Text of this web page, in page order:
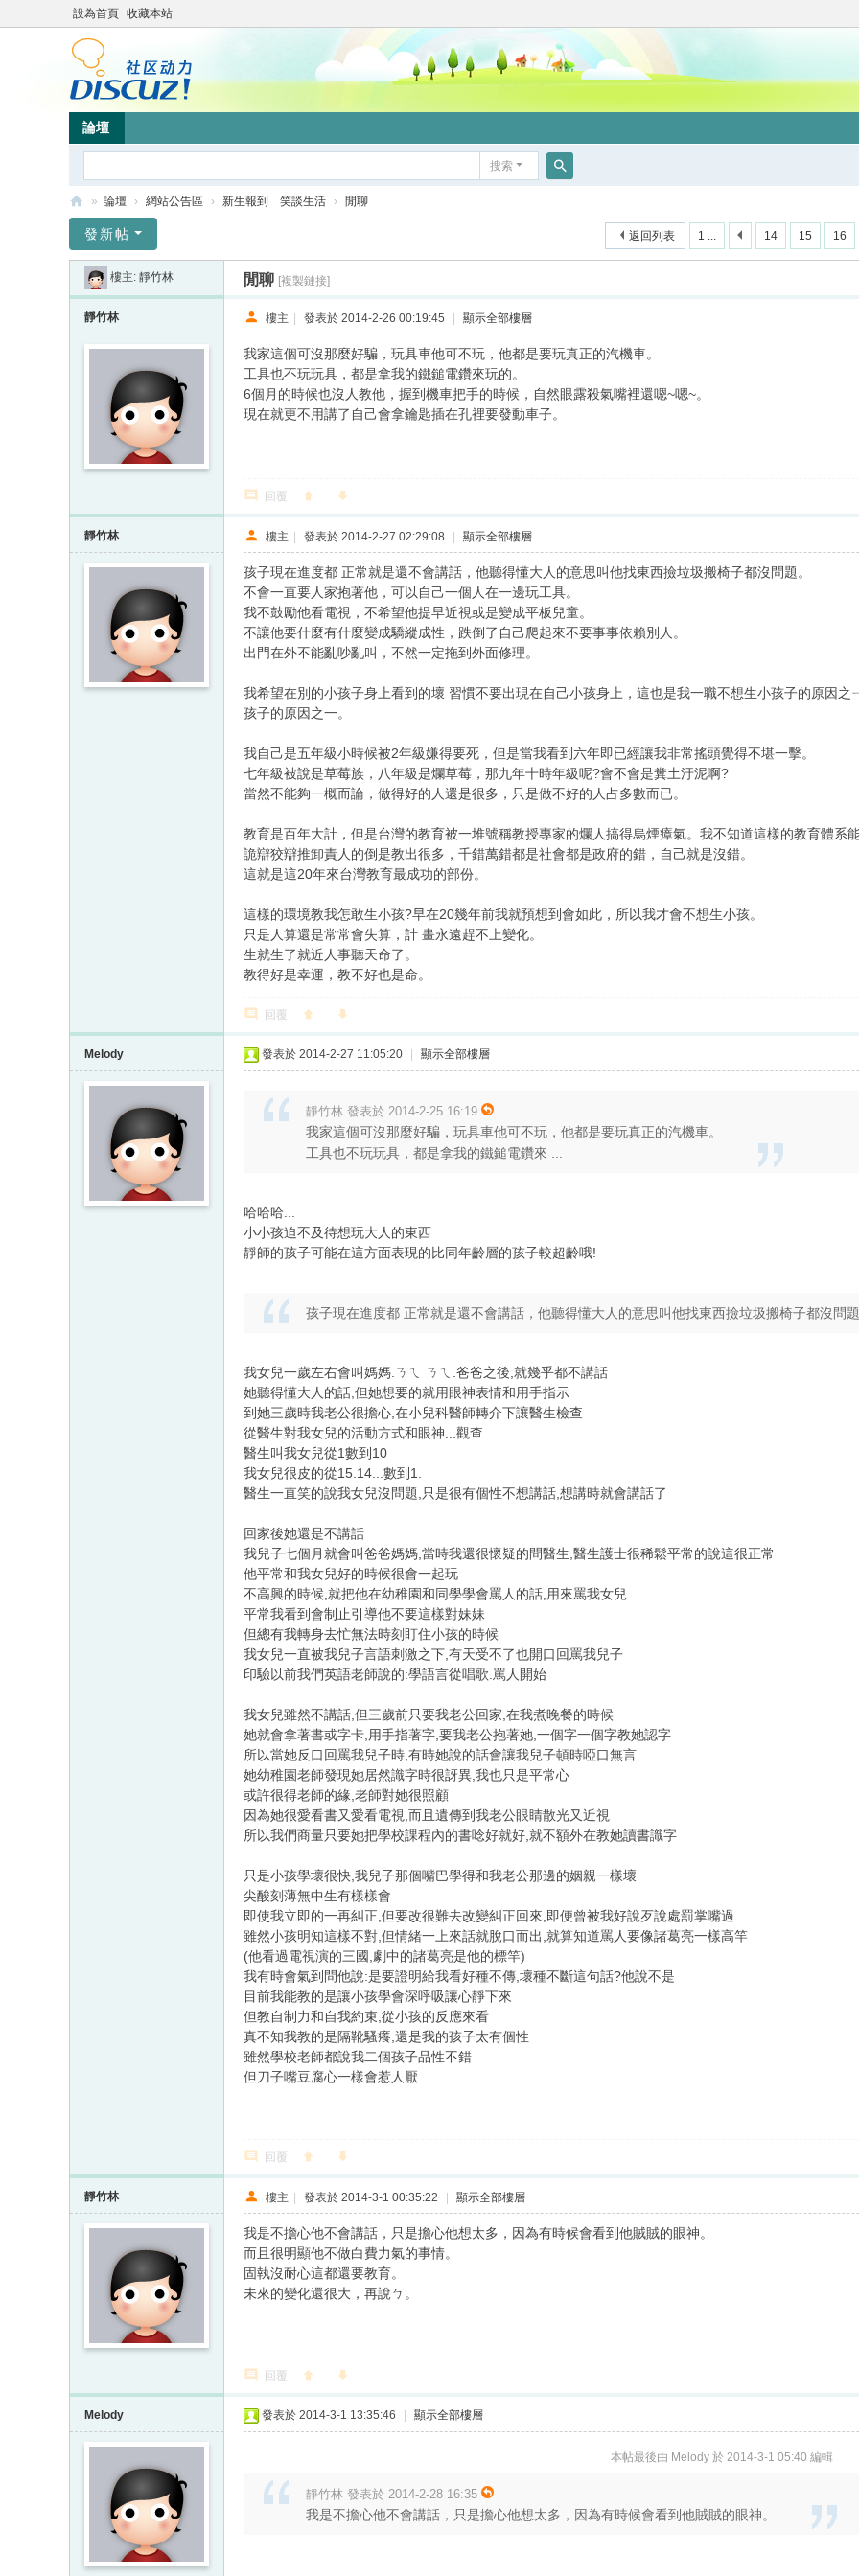
設為首頁 收藏本站
論壇
搜索
竹
» 論壇 › 網站公告區 › 新生報到 笑談生活 › 閒聊
1 ... 14 15 16
返回列表
發新帖
樓主: 靜竹林 閒聊 [複製鏈接]
靜竹林 樓主 | 發表於 2014-2-26 00:19:45 | 顯示全部樓層
我家這個可沒那麼好騙，玩具車他可不玩，他都是要玩真正的汽機車。
工具也不玩玩具，都是拿我的鐵鎚電鑽來玩的。
6個月的時候也沒人教他，握到機車把手的時候，自然眼露殺氣嘴裡還嗯~嗯~。
現在就更不用講了自己會拿鑰匙插在孔裡要發動車子。
回覆
靜竹林 樓主 | 發表於 2014-2-27 02:29:08 | 顯示全部樓層
孩子現在進度都 正常就是還不會講話，他聽得懂大人的意思叫他找東西撿垃圾搬椅子都沒問題。
不會一直要人家抱著他，可以自己一個人在一邊玩工具。
我不鼓勵他看電視，不希望他提早近視或是變成平板兒童。
不讓他要什麼有什麼變成驕縱成性，跌倒了自己爬起來不要事事依賴別人。
出門在外不能亂吵亂叫，不然一定拖到外面修理。
我希望在別的小孩子身上看到的壞 習慣不要出現在自己小孩身上，這也是我一職不想生小孩子的原因
孩子的原因之一。
我自己是五年級小時候被2年級嫌得要死，但是當我看到六年即已經讓我非常搖頭覺得不堪一擊。
七年級被說是草莓族，八年級是爛草莓，那九年十時年級呢?會不會是糞土汙泥啊?
當然不能夠一概而論，做得好的人還是很多，只是做不好的人占多數而已。
教育是百年大計，但是台灣的教育被一堆號稱教授專家的爛人搞得烏煙瘴氣。我不知道這樣的教育體系
詭辯狡辯推卸責人的倒是教出很多，千錯萬錯都是社會都是政府的錯，自己就是沒錯。
這就是這20年來台灣教育最成功的部份。
這樣的環境教我怎敢生小孩?早在20幾年前我就預想到會如此，所以我才會不想生小孩。
只是人算還是常常會失算，計 畫永遠趕不上變化。
生就生了就近人事聽天命了。
教得好是幸運，教不好也是命。
回覆
Melody 發表於 2014-2-27 11:05:20 顯示全部樓層
靜竹林 發表於 2014-2-25 16:19
我家這個可沒那麼好騙，玩具車他可不玩，他都是要玩真正的汽機車。
工具也不玩玩具，都是拿我的鐵鎚電鑽來 ...
哈哈哈...
小小孩迫不及待想玩大人的東西
靜師的孩子可能在這方面表現的比同年齡層的孩子較超齡哦!
孩子現在進度都 正常就是還不會講話，他聽得懂大人的意思叫他找東西撿垃圾搬椅子都沒問
我女兒一歲左右會叫媽媽.ㄋㄟ ㄋㄟ.爸爸之後,就幾乎都不講話
她聽得懂大人的話,但她想要的就用眼神表情和用手指示
到她三歲時我老公很擔心,在小兒科醫師轉介下讓醫生檢查
從醫生對我女兒的活動方式和眼神...觀查
醫生叫我女兒從1數到10
我女兒很皮的從15.14...數到1.
醫生一直笑的說我女兒沒問題,只是很有個性不想講話,想講時就會講話了
回家後她還是不講話
我兒子七個月就會叫爸爸媽媽,當時我還很懷疑的問醫生,醫生護士很稀鬆平常的說這很正常
他平常和我女兒好的時候很會一起玩
不高興的時候,就把他在幼稚園和同學學會罵人的話,用來罵我女兒
平常我看到會制止引導他不要這樣對妹妹
但總有我轉身去忙無法時刻盯住小孩的時候
我女兒一直被我兒子言語刺激之下,有天受不了也開口回罵我兒子
印驗以前我們英語老師說的:學語言從唱歌.罵人開始
我女兒雖然不講話,但三歲前只要我老公回家,在我煮晚餐的時候
她就會拿著書或字卡,用手指著字,要我老公抱著她,一個字一個字教她認字
所以當她反口回罵我兒子時,有時她說的話會讓我兒子頓時啞口無言
她幼稚園老師發現她居然識字時很訝異,我也只是平常心
或許很得老師的緣,老師對她很照顧
因為她很愛看書又愛看電視,而且遺傳到我老公眼睛散光又近視
所以我們商量只要她把學校課程內的書唸好就好,就不額外在教她讀書識字
只是小孩學壞很快,我兒子那個嘴巴學得和我老公那邊的姻親一樣壞
尖酸刻薄無中生有樣樣會
即使我立即的一再糾正,但要改很難去改變糾正回來,即便曾被我好說歹說處罰掌嘴過
雖然小孩明知這樣不對,但情緒一上來話就脫口而出,就算知道罵人要像諸葛亮一樣高竿
(他看過電視演的三國,劇中的諸葛亮是他的標竿)
我有時會氣到問他說:是要證明給我看好種不傳,壞種不斷這句話?他說不是
目前我能教的是讓小孩學會深呼吸讓心靜下來
但教自制力和自我約束,從小孩的反應來看
真不知我教的是隔靴騷癢,還是我的孩子太有個性
雖然學校老師都說我二個孩子品性不錯
但刀子嘴豆腐心一樣會惹人厭
回覆
靜竹林 樓主 | 發表於 2014-3-1 00:35:22 | 顯示全部樓層
我是不擔心他不會講話，只是擔心他想太多，因為有時候會看到他賊賊的眼神。
而且很明顯他不做白費力氣的事情。
固執沒耐心這都還要教育。
未來的變化還很大，再說ㄅ。
回覆
Melody 發表於 2014-3-1 13:35:46 顯示全部樓層
本帖最後由 Melody 於 2014-3-1 05:40 編輯
靜竹林 發表於 2014-2-28 16:35
我是不擔心他不會講話，只是擔心他想太多，因為有時候會看到他賊賊的眼神。